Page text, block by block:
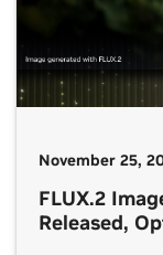
November 25,
FLUX.2
Released,